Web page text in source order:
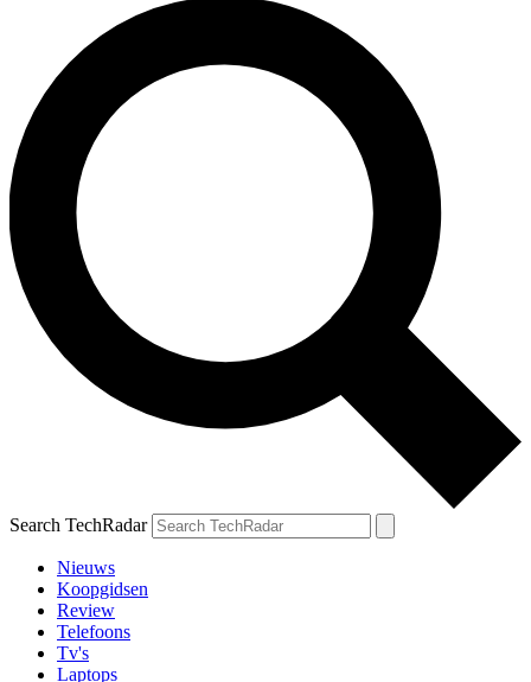
Search TechRadar
Nieuws
Koopgidsen
Review
Telefoons
Tv's
Laptops